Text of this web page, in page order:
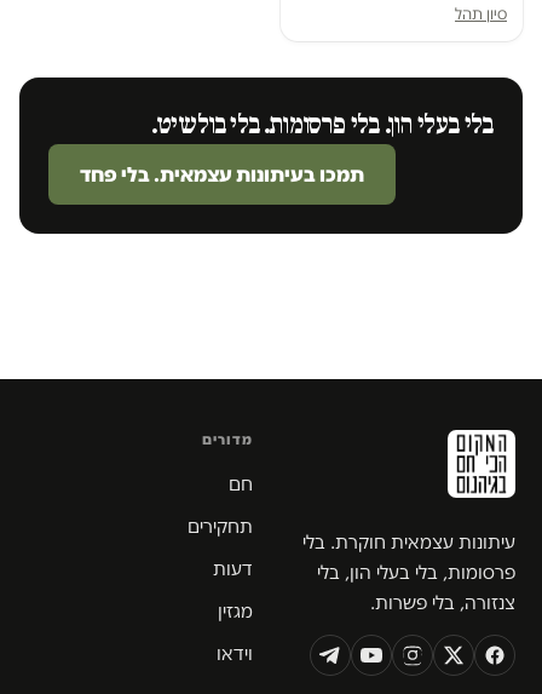
סיון תהל
בלי בעלי הון. בלי פרסומות. בלי בולשיט.
תמכו בעיתונות עצמאית. בלי פחד
עיתונות עצמאית חוקרת. בלי
פרסומות, בלי בעלי הון, בלי
צנזורה, בלי פשרות.
מדורים
חם
תחקירים
דעות
מגזין
וידאו